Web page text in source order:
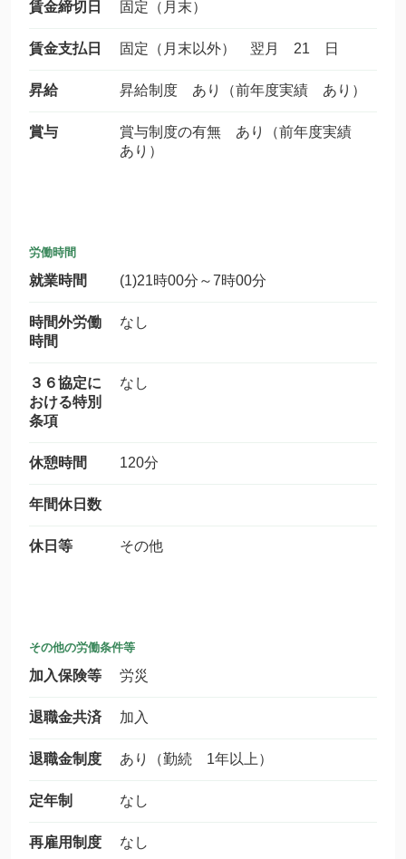
賃金締切日 固定（月末）
賃金支払日 固定（月末以外） 翌月 21 日
昇給 昇給制度 あり（前年度実績 あり）
賞与
賞与制度の有無 あり（前年度実績
あり）
労働時間
就業時間 (1)21時00分～7時00分
時間外労働
時間
なし
３６協定に
おける特別
条項
なし
休憩時間 120分
年間休日数
休日等 その他
その他の労働条件等
加入保険等 労災
退職金共済 加入
退職金制度 あり（勤続 1年以上）
定年制 なし
再雇用制度 なし